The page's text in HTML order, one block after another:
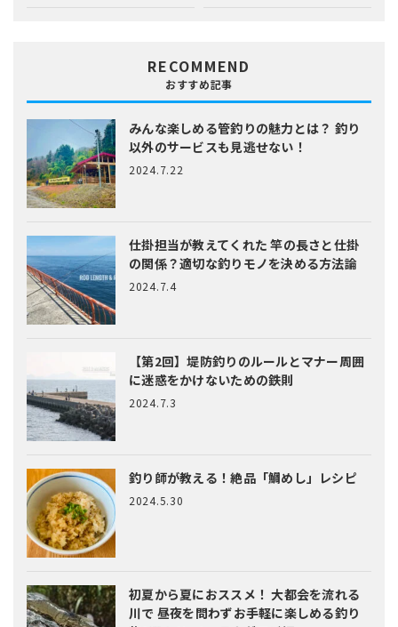
RECOMMEND
おすすめ記事
みんな楽しめる管釣りの魅力とは？ 釣り
以外のサービスも見逃せない！
2024.7.22
仕掛担当が教えてくれた竿の長さと仕掛
の関係？適切な釣りモノを決める方法論
2024.7.4
【第2回】堤防釣りのルールとマナー周囲
に迷惑をかけないための鉄則
2024.7.3
釣り師が教える！絶品「鯛めし」レシピ
2024.5.30
初夏から夏におススメ！ 大都会を流れる
川で 昼夜を問わずお手軽に楽しめる釣り